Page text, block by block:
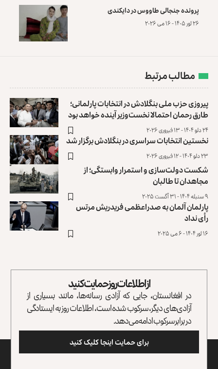
پرونده‌ جنجالی طاووس در دایکندی
۲۶ ثور ۱۴۰۵ - ۱۶ می ۲۰۲۶
مطالب مرتبط
پیروزی حزب ملی بنگلادش در انتخابات پارلمانی؛
طارق رحمان احتمالا نخست‌وزیر آینده خواهد بود
۲۴ دلو ۱۴۰۴ - ۱۳ فبروری ۲۰۲۶
نخستین انتخابات سراسری در بنگلادش برگزار شد
۲۳ دلو ۱۴۰۴ - ۱۲ فبروری ۲۰۲۶
شکست دولت‌سازی و استمرار وابستگی؛ از
مجاهدان تا طالبان
۹ سنبله ۱۴۰۴ - ۳۱ آگست ۲۰۲۵
پارلمان آلمان به صدراعظمی فریدریش مرتس
رأی نداد
۱۶ ثور ۱۴۰۴ - ۶ می ۲۰۲۵
از اطلاعات روز حمایت کنید
در افغانستان، جایی که آزادی رسانه‌ها، مانند بسیاری از
آزادی‌های دیگر، سرکوب شده است، اطلاعات روز به ایستادگی
در برابر سرکوب ادامه می‌دهد.
برای حمایت اینجا کلیک کنید